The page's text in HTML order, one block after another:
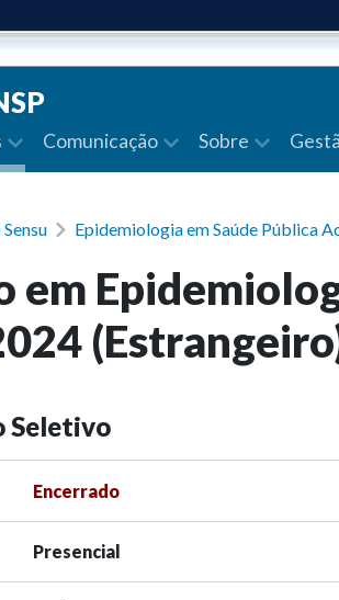
Comunicação Sobre
Epidemiologia em Saúde Pública
em
Seletivo
Encerrado
Presencial